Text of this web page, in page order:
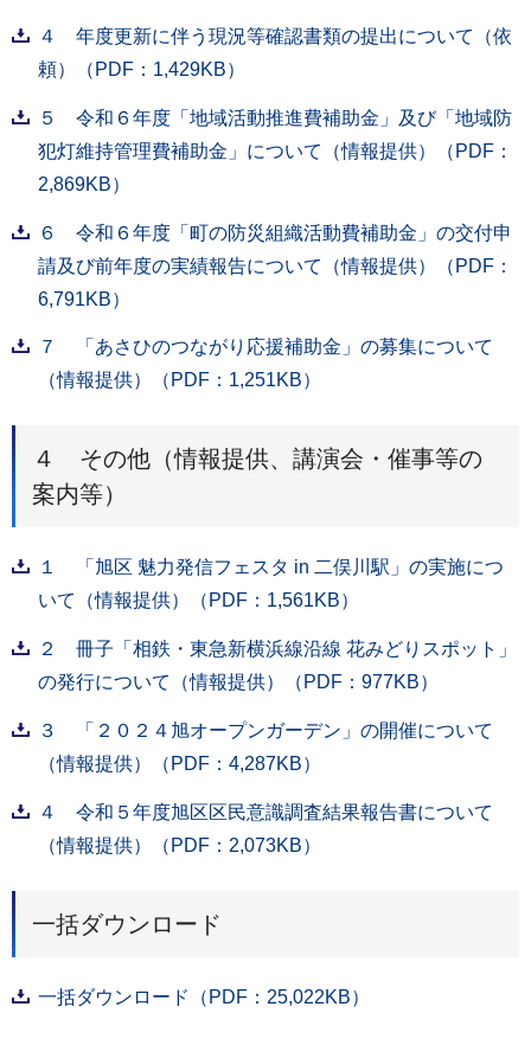
４ 年度更新に伴う現況等確認書類の提出について（依
頼）（PDF：1,429KB）
５ 令和６年度「地域活動推進費補助金」及び「地域防
犯灯維持管理費補助金」について（情報提供）（PDF：
2,869KB）
６ 令和６年度「町の防災組織活動費補助金」の交付申
請及び前年度の実績報告について（情報提供）（PDF：
6,791KB）
７ 「あさひのつながり応援補助金」の募集について
（情報提供）（PDF：1,251KB）
４ その他（情報提供、講演会・催事等の
案内等）
１ 「旭区 魅力発信フェスタ in 二俣川駅」の実施につ
いて（情報提供）（PDF：1,561KB）
２ 冊子「相鉄・東急新横浜線沿線 花みどりスポット」
の発行について（情報提供）（PDF：977KB）
３ 「２０２４旭オープンガーデン」の開催について
（情報提供）（PDF：4,287KB）
４ 令和５年度旭区区民意識調査結果報告書について
（情報提供）（PDF：2,073KB）
一括ダウンロード
一括ダウンロード（PDF：25,022KB）